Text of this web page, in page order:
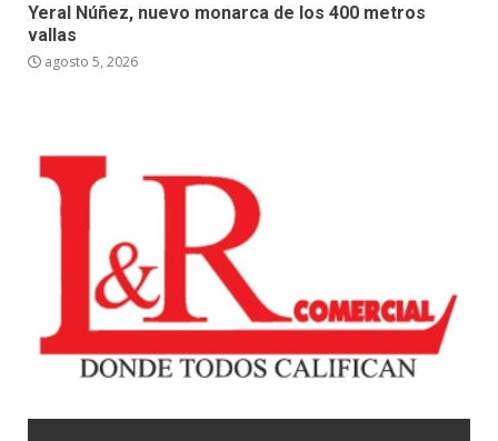
Yeral Núñez, nuevo monarca de los 400 metros
vallas
agosto 5, 2026